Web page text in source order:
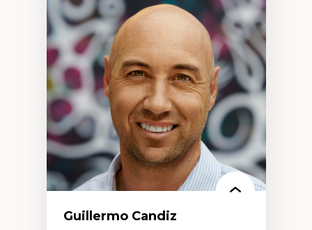
Discours sur la ville et représentations
Mosquées, formes et usages au Canada
Reconnaissance et représentations des
communautés immigrantes dans l'espace
urbain
Design architectural et urbain
Patrimoine et patrimonialisation
Études postcoloniales et décolonisation des
savoirs
Guillermo Candiz